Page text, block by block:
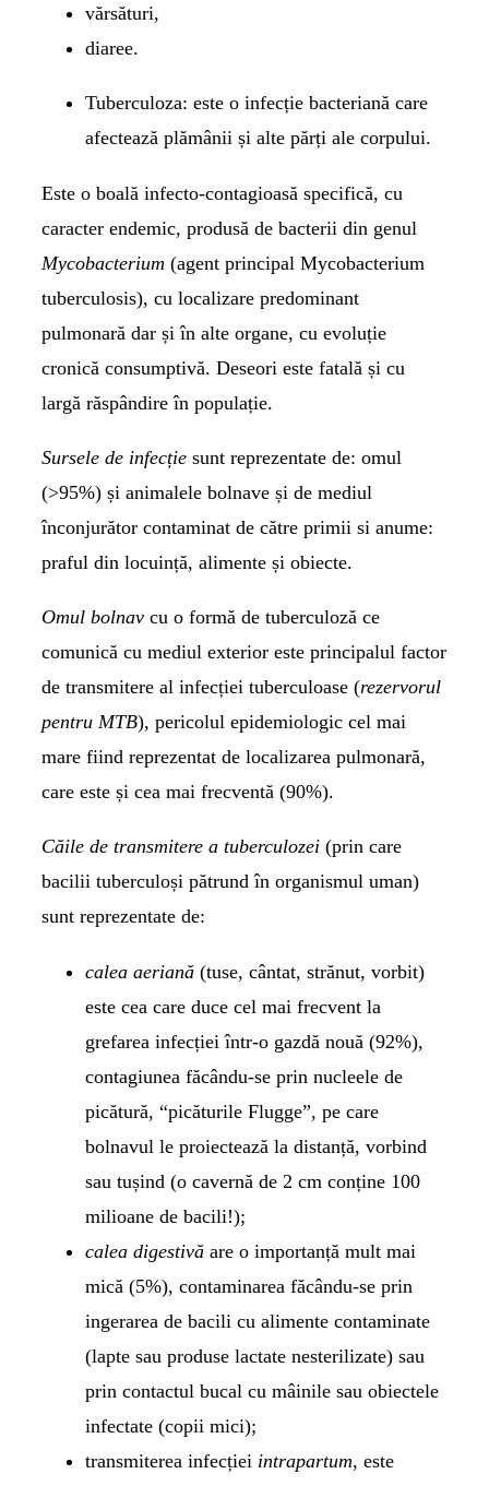
vărsături,
diaree.
Tuberculoza: este o infecție bacteriană care
afectează plămânii și alte părți ale corpului.
Este o boală infecto-contagioasă specifică, cu
caracter endemic, produsă de bacterii din genul
Mycobacterium (agent principal Mycobacterium
tuberculosis), cu localizare predominant
pulmonară dar și în alte organe, cu evoluție
cronică consumptivă. Deseori este fatală și cu
largă răspândire în populație.
Sursele de infecție sunt reprezentate de: omul
(>95%) și animalele bolnave și de mediul
înconjurător contaminat de către primii si anume:
praful din locuință, alimente și obiecte.
Omul bolnav cu o formă de tuberculoză ce
comunică cu mediul exterior este principalul factor
de transmitere al infecției tuberculoase (rezervorul
pentru MTB), pericolul epidemiologic cel mai
mare fiind reprezentat de localizarea pulmonară,
care este și cea mai frecventă (90%).
Căile de transmitere a tuberculozei (prin care
bacilii tuberculoși pătrund în organismul uman)
sunt reprezentate de:
calea aeriană (tuse, cântat, strănut, vorbit)
este cea care duce cel mai frecvent la
grefarea infecției într-o gazdă nouă (92%),
contagiunea făcându-se prin nucleele de
picătură, “picăturile Flugge”, pe care
bolnavul le proiectează la distanță, vorbind
sau tușind (o cavernă de 2 cm conține 100
milioane de bacili!);
calea digestivă are o importanță mult mai
mică (5%), contaminarea făcându-se prin
ingerarea de bacili cu alimente contaminate
(lapte sau produse lactate nesterilizate) sau
prin contactul bucal cu mâinile sau obiectele
infectate (copii mici);
transmiterea infecției intrapartum, este